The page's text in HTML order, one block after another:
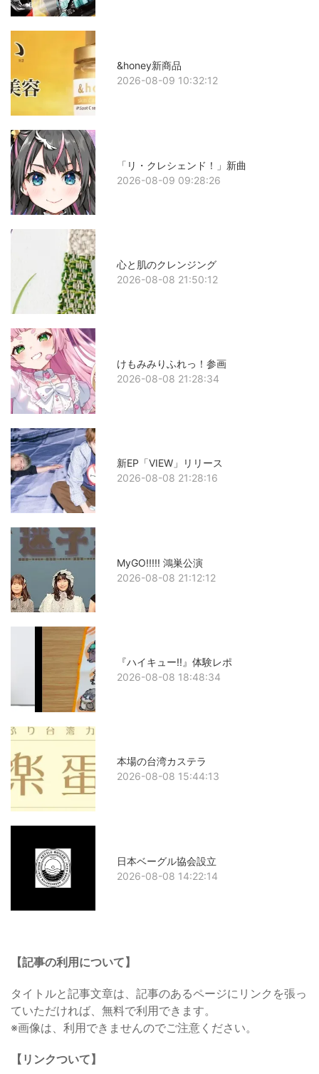
&honey新商品
2026-08-09 10:32:12
「リ・クレシェンド！」新曲
2026-08-09 09:28:26
心と肌のクレンジング
2026-08-08 21:50:12
けもみみりふれっ！参画
2026-08-08 21:28:34
新EP「VIEW」リリース
2026-08-08 21:28:16
MyGO!!!!! 鴻巣公演
2026-08-08 21:12:12
『ハイキュー!!』体験レポ
2026-08-08 18:48:34
本場の台湾カステラ
2026-08-08 15:44:13
日本ベーグル協会設立
2026-08-08 14:22:14
【記事の利用について】
タイトルと記事文章は、記事のあるページにリンクを張っ
ていただければ、無料で利用できます。
※画像は、利用できませんのでご注意ください。
【リンクついて】